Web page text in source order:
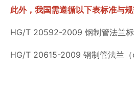
此外，我国需遵循以下表标准与规
HG/T 20592-2009 钢制管法兰
HG/T 20615-2009 钢制管法兰（